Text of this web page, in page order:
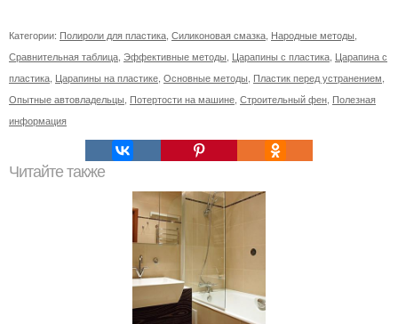
Категории: Полироли для пластика Силиконовая смазка Народные методы
Сравнительная таблица Эффективные методы Царапины с пластика Царапина с
пластика Царапины на пластике Основные методы Пластик перед устранением
Опытные автовладельцы Потертости на машине Строительный фен Полезная
информация
Читайте также